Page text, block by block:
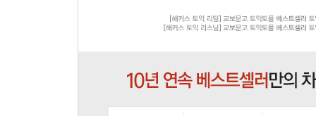
Section 1 질문 유형별 공략
Chapter 03 Not/True 문제